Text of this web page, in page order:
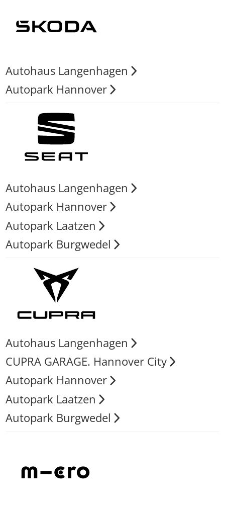
Autohaus Langenhagen
Autopark Hannover
Autohaus Langenhagen
Autopark Hannover
Autopark Laatzen
Autopark Burgwedel
Autohaus Langenhagen
CUPRA GARAGE. Hannover City
Autopark Hannover
Autopark Laatzen
Autopark Burgwedel